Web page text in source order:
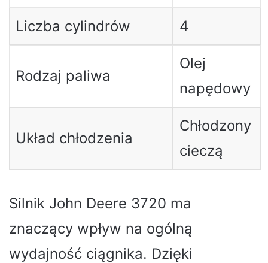
Liczba cylindrów 4
Rodzaj paliwa
Olej
napędowy
Układ chłodzenia
Chłodzony
cieczą
Silnik John Deere 3720 ma
znaczący wpływ na ogólną
wydajność ciągnika. Dzięki